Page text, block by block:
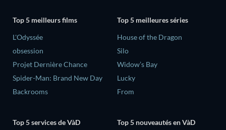
Top 5 meilleurs films
L'Odyssée
obsession
Projet Dernière Chance
Spider-Man: Brand New Day
Backrooms
Top 5 meilleures séries
House of the Dragon
Silo
Widow’s Bay
Lucky
From
Top 5 services de VàD Top 5 nouveautés en VàD